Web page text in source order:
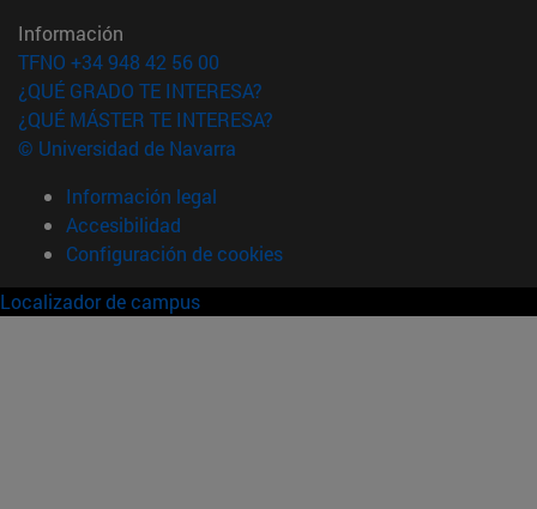
Información
TFNO +34 948 42 56 00
¿QUÉ GRADO TE INTERESA?
¿QUÉ MÁSTER TE INTERESA?
© Universidad de Navarra
Información legal
Accesibilidad
Configuración de cookies
Localizador de campus